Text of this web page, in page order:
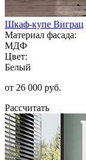
Шкаф-купе Виграц
Материал фасада:
МДФ
Цвет:
Белый
от 26 000 руб.
Рассчитать